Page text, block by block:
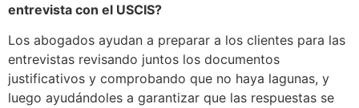
entrevista con el USCIS?
Los abogados ayudan a preparar a los clientes para las
entrevistas revisando juntos los documentos
justificativos y comprobando que no haya lagunas, y
luego ayudándoles a garantizar que las respuestas se